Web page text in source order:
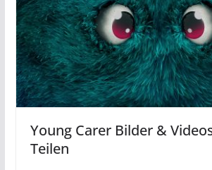
Young Carer Bilder &
Teilen